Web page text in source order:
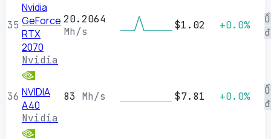
35
Nvidia
GeForce
RTX
2070
Nvidia
20.2064
Mh/s
$1.02 +0.0%
36 NVIDIA
A40
Nvidia
83 Mh/s $7.81 +0.0%